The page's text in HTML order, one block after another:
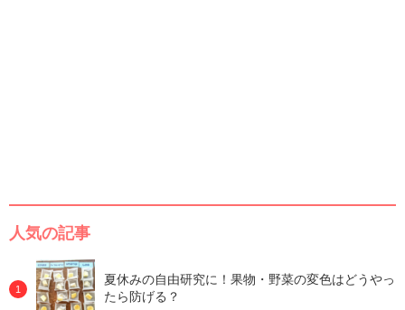
人気の記事
夏休みの自由研究に！果物・野菜の変色はどうやっ
たら防げる？